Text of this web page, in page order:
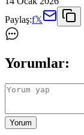
Paylaş:f𝕏
Yorumlar:
Yorum